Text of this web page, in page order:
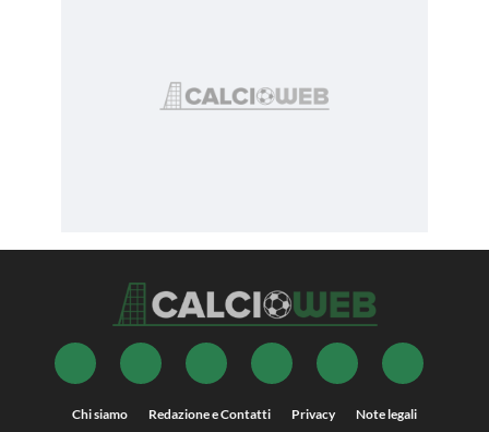
Chi siamo Redazione e Contatti Privacy Note legali